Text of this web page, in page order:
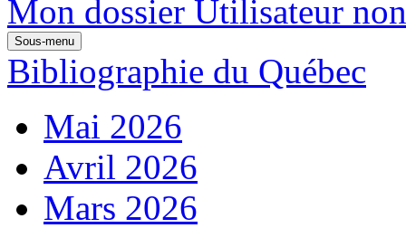
Mon dossier Utilisateur
Sous-menu
Bibliographie du Québec
Mai 2026
Avril 2026
Mars 2026